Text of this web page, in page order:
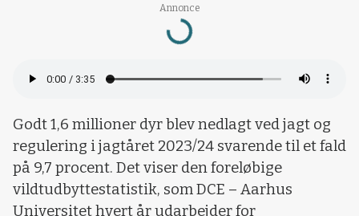
Annonce
Loading...
Godt 1,6 millioner dyr blev nedlagt ved jagt og
regulering i jagtåret 2023/24 svarende til et fald
på 9,7 procent. Det viser den foreløbige
vildtudbyttestatistik, som DCE – Aarhus
Universitet hvert år udarbejder for